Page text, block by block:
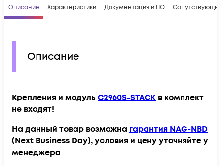
Описание Характеристики Документация и ПО
Описание
Крепления и модуль C2960S-STACK в комплект
не входят!
На данный товар возможна гарантия NAG-NBD
(Next Business Day), условия и цену уточняйте у
менеджера